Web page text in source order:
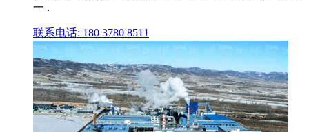
一 .
联系电话: 180 3780 8511